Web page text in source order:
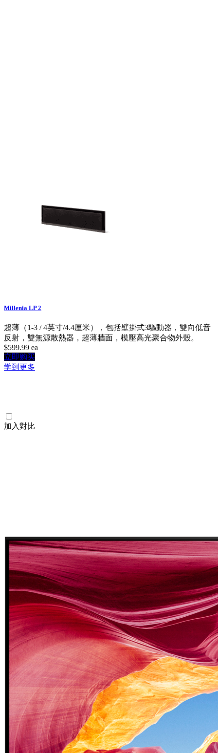
Millenia LP 2
超薄（1-3 / 4英寸/4.4厘米），包括壁掛式3驅動器，雙向低音
反射，雙無源散熱器，超薄牆面，模壓高光聚合物外殼。
$599.99 ea
立即购买
学到更多
加入對比